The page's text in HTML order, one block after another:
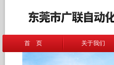
首 页 关于我们